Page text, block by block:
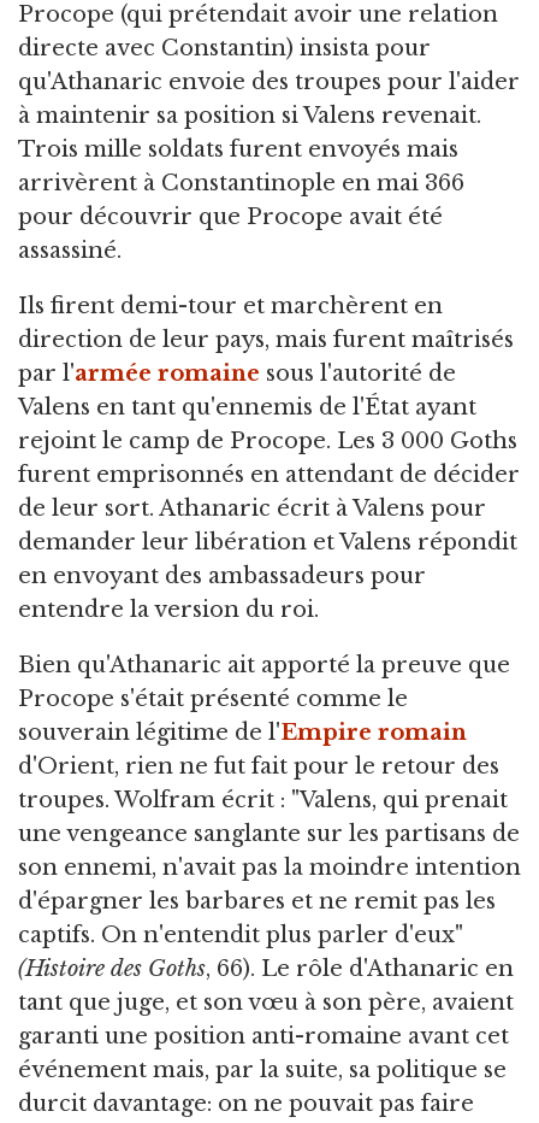
Procope (qui prétendait avoir une relation
directe avec Constantin) insista pour
qu'Athanaric envoie des troupes pour l'aider
à maintenir sa position si Valens revenait.
Trois mille soldats furent envoyés mais
arrivèrent à Constantinople en mai 366
pour découvrir que Procope avait été
assassiné.
Ils firent demi-tour et marchèrent en
direction de leur pays, mais furent maîtrisés
par l'armée romaine sous l'autorité de
Valens en tant qu'ennemis de l'État ayant
rejoint le camp de Procope. Les 3 000 Goths
furent emprisonnés en attendant de décider
de leur sort. Athanaric écrit à Valens pour
demander leur libération et Valens répondit
en envoyant des ambassadeurs pour
entendre la version du roi.
Bien qu'Athanaric ait apporté la preuve que
Procope s'était présenté comme le
souverain légitime de l'Empire romain
d'Orient, rien ne fut fait pour le retour des
troupes. Wolfram écrit : "Valens, qui prenait
une vengeance sanglante sur les partisans de
son ennemi, n'avait pas la moindre intention
d'épargner les barbares et ne remit pas les
captifs. On n'entendit plus parler d'eux"
(Histoire des Goths, 66). Le rôle d'Athanaric en
tant que juge, et son vœu à son père, avaient
garanti une position anti-romaine avant cet
événement mais, par la suite, sa politique se
durcit davantage: on ne pouvait pas faire